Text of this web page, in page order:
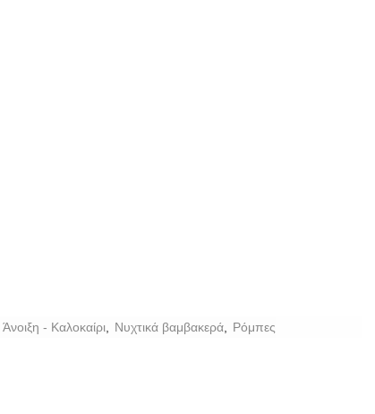
Άνοιξη - Καλοκαίρι Νυχτικά βαμβακερά Ρόμπες